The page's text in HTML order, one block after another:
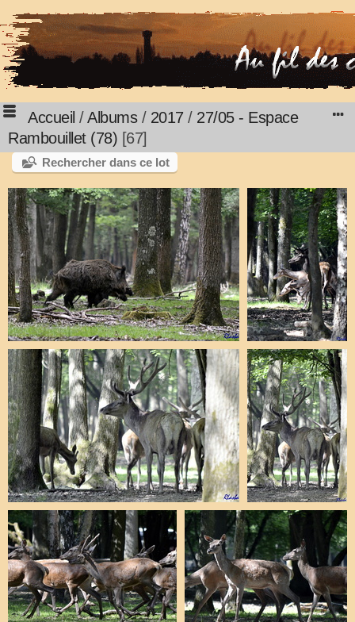
Accueil /Albums/ 2017 / 27/05 - Espace
Rambouillet (78) 67
Rechercher dans ce lot